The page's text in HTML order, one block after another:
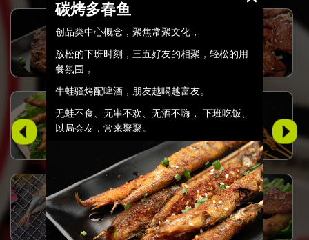
碳烤多春鱼
创品类中心概念，聚焦常聚文化，
放松的下班时刻，三五好友的相聚，轻松的用
餐氛围，
牛蛙骚烤配啤酒，朋友越喝越富友。
无蛙不食、无串不欢、无酒不嗨， 下班吃饭、
以局会友，常来聚聚。
不聊工作，只谈人生，只是宵夜！
正餐加宵夜，年轻人美味胜地。